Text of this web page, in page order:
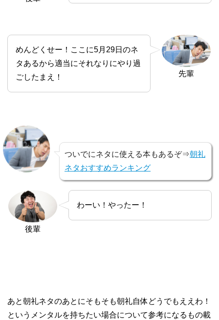
先輩
めんどくせー！ここに5月29日のネ
タあるから適当にそれなりにやり過
ごしたまえ！
ついでにネタに使える本もあるぞ⇒朝礼
ネタおすすめランキング
後輩
わーい！やったー！
あと朝礼ネタのあとにそもそも朝礼自体どうでもええわ！
というメンタルを持ちたい場合について参考になるもの載